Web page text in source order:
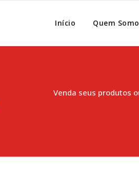
Início Quem
Venda seus produtos